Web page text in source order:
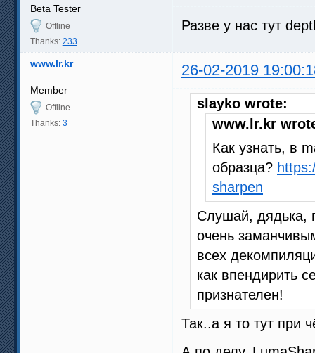
Beta Tester
Offline
Thanks: 233
Разве у нас тут
www.lr.kr 26-02-2019
Member
Offline
Thanks: 3
slayko wrote:
www.lr.kr
Как узнать, в
образца?
sharpen
Слушай, дядька,
очень
всех
как впендирить
признателен!
Так..а я то тут при